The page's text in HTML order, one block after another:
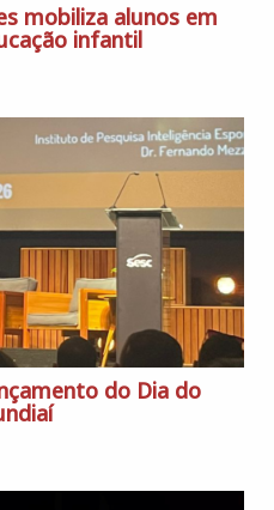
mobiliza alunos em
infantil
do Dia do